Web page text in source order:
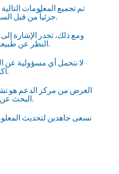
تم تجميع المعلومات
ومع ذلك، تجدر الإشارة
النظر عن طبيعتها، يتم تقديمها دون ضمان.
لا نتحمل أي مسؤولية عن
اكتمال المعلومات المنشورة.
الغرض من مركز الدعم هو
البحث عن معلومات محددة بأنفسهم.
نسعى جاهدين لتحديث